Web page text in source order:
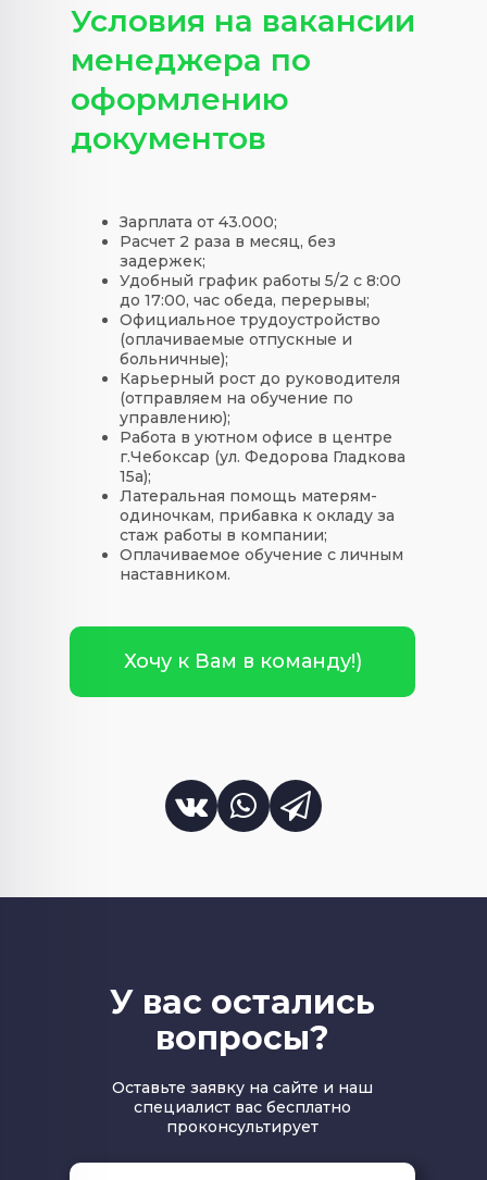
Зарплата от 43.000;
Расчет 2 раза в месяц, без
задержек;
Удобный график работы 5/2 с 8:00
до 17:00, час обеда, перерывы;
Официальное трудоустройство
(оплачиваемые отпускные и
больничные);
Карьерный рост до руководителя
(отправляем на обучение по
управлению);
Работа в уютном офисе в центре
г.Чебоксар (ул. Федорова Гладкова
15а);
Латеральная помощь матерям-
одиночкам, прибавка к окладу за
стаж работы в компании;
Оплачиваемое обучение с личным
наставником.
Хочу к Вам в команду!)
Условия на вакансии
менеджера по
оформлению
документов
У вас остались
вопросы?
Оставьте заявку на сайте и наш
специалист вас бесплатно
проконсультирует